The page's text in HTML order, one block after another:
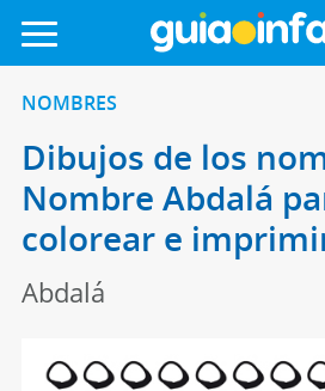
NOMBRES
Dibujos de los
Nombre Abdalá
colorear e
Abdalá